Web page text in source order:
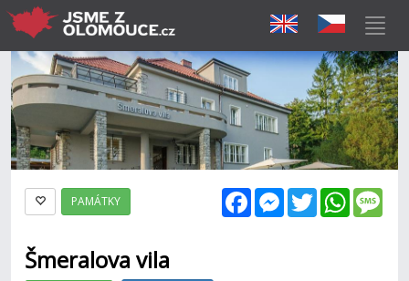
FacebookMessenger
Twitter
PAMÁTKY
Šmeralova vila